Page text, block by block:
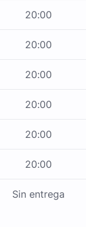
20:00
20:00
20:00
20:00
20:00
20:00
Sin entrega